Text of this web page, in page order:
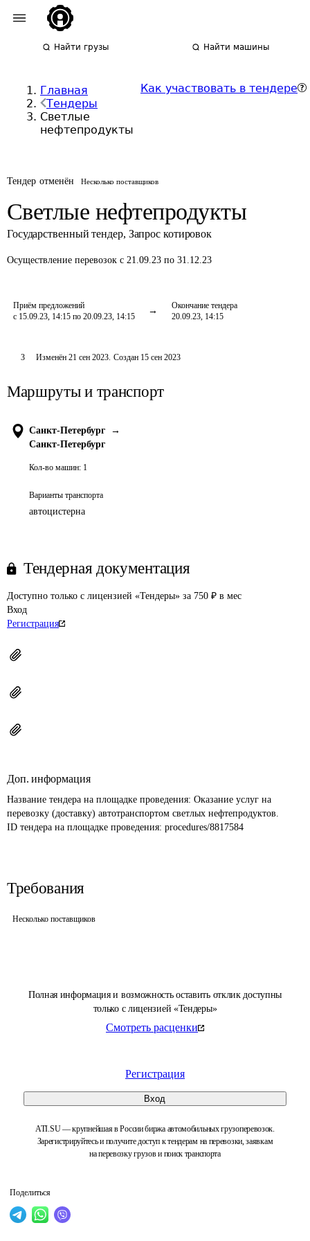
Найти грузы Найти машины
Главная
Тендеры
Светлые
нефтепродукты
Как участвовать в тендере
Тендер отменён Несколько поставщиков
Светлые нефтепродукты
Государственный тендер, Запрос котировок
Осуществление перевозок с 21.09.23 по 31.12.23
Приём предложений
с 15.09.23, 14:15 по 20.09.23, 14:15
Окончание тендера
20.09.23, 14:15
Полная информация и возможность оставить отклик доступны
только с лицензией «Тендеры»
Смотреть расценки
Регистрация
Вход
ATI.SU — крупнейшая в России биржа автомобильных грузоперевозок.
Зарегистрируйтесь и получите доступ к тендерам на перевозки, заявкам
на перевозку грузов и поиск транспорта
Поделиться
3 Изменён 21 сен 2023. Создан 15 сен 2023
Маршруты и транспорт
Санкт-Петербург
→
Санкт-Петербург
Кол-во машин: 1
Варианты транспорта
автоцистерна
Тендерная документация
Доступно только с лицензией «Тендеры» за 750 ₽ в мес
Вход
Регистрация
Доп. информация
Название тендера на площадке проведения: Оказание услуг на
перевозку (доставку) автотранспортом светлых нефтепродуктов.
ID тендера на площадке проведения: procedures/8817584
Требования
Несколько поставщиков